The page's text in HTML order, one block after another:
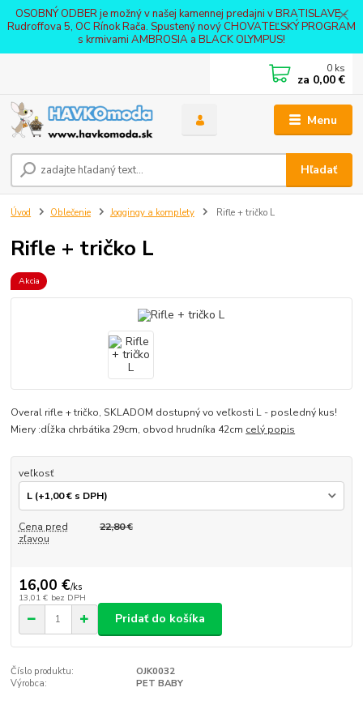
OSOBNÝ ODBER je možný v našej kamennej predajni v BRATISLAVE -
Rudroffova 5, OC Rínok Rača. Spustený nový CHOVATEĽSKÝ PROGRAM
s krmivami AMBROSIA a BLACK OLYMPUS!
Menu
Hľadať
0 ks
za 0,00 €
Úvod Oblečenie Joggingy a komplety Rifle + tričko L
Rifle + tričko L
Akcia
Overal rifle + tričko, SKLADOM dostupný vo veľkosti L - posledný kus!
Miery :dĺžka chrbátika 29cm, obvod hrudníka 42cm celý popis
veľkosť
Cena pred
zľavou
22,80 €
16,00 €/ks
13,01 € bez DPH
Pridať do košíka
Číslo produktu:
OJK0032
Výrobca:
PET BABY